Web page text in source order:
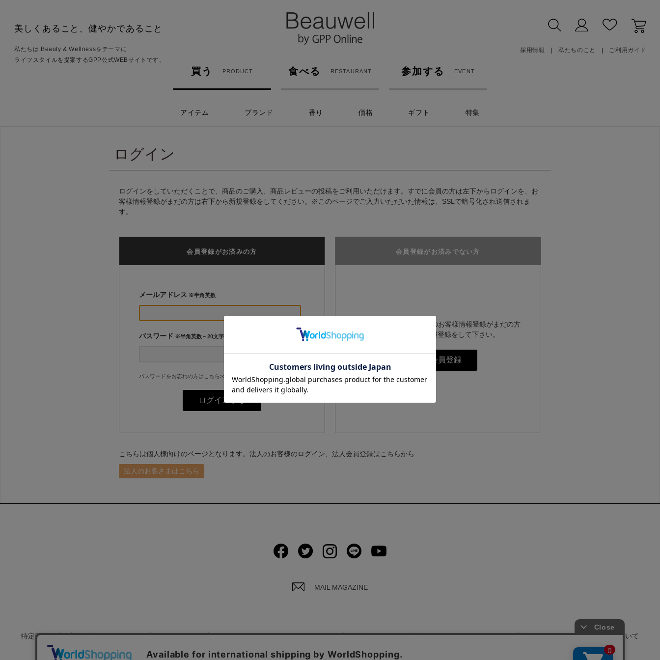
美しくあること、健やかであること
私たちは Beauty & Wellnessをテーマに
ライフスタイルを提案するGPP公式WEBサイトです。
採用情報 私たちのこと ご利用ガイド
買う PRODUCT 食べる RESTAURANT 参加する EVENT
アイテム ブランド 香り 価格 ギフト 特集
ログイン
ログインをしていただくことで、商品のご購入、商品レビューの投稿をご利用いただけます。すでに会員の方は左下からログインを、お
客様情報登録がまだの方は右下から新規登録をしてください。※このページでご入力いただいた情報は、SSLで暗号化され送信されま
す。
会員登録がお済みの方
メールアドレス ※半角英数
パスワード ※半角英数～20文字
パスワードをお忘れの方はこちら>>
会員登録がお済みでない方
GPPオンラインショップのお客様情報登録がまだの方
は、こちらからお客様情報登録をして下さい。
こちらは個人様向けのページとなります。法人のお客様のログイン、法人会員登録はこちらから
法人のお客さまはこちら
MAIL MAGAZINE
特定商取引法に基づく表示 会社概要 プライバシーポリシーについて ご利用規約 お問い合わせ よくあるご質問 サイトポリシーについて